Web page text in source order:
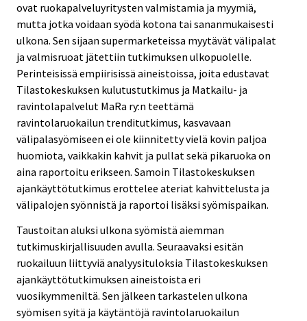
ovat ruokapalveluyritysten valmistamia ja myymiä,
mutta jotka voidaan syödä kotona tai sananmukaisesti
ulkona. Sen sijaan supermarketeissa myytävät välipalat
ja valmisruoat jätettiin tutkimuksen ulkopuolelle.
Perinteisissä empiirisissä aineistoissa, joita edustavat
Tilastokeskuksen kulutustutkimus ja Matkailu- ja
ravintolapalvelut MaRa ry:n teettämä
ravintolaruokailun trenditutkimus, kasvavaan
välipalasyömiseen ei ole kiinnitetty vielä kovin paljoa
huomiota, vaikkakin kahvit ja pullat sekä pikaruoka on
aina raportoitu erikseen. Samoin Tilastokeskuksen
ajankäyttötutkimus erottelee ateriat kahvittelusta ja
välipalojen syönnistä ja raportoi lisäksi syömispaikan.
Taustoitan aluksi ulkona syömistä aiemman
tutkimuskirjallisuuden avulla. Seuraavaksi esitän
ruokailuun liittyviä analyysituloksia Tilastokeskuksen
ajankäyttötutkimuksen aineistoista eri
vuosikymmeniltä. Sen jälkeen tarkastelen ulkona
syömisen syitä ja käytäntöjä ravintolaruokailun